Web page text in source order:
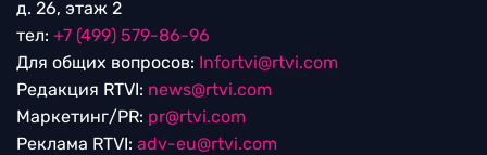
д. 26, этаж 2
тел: +7 (499) 579-86-96
Для общих вопросов: Infortvi@rtvi.com
Редакция RTVI: news@rtvi.com
Маркетинг/PR: pr@rtvi.com
Реклама RTVI: adv-eu@rtvi.com